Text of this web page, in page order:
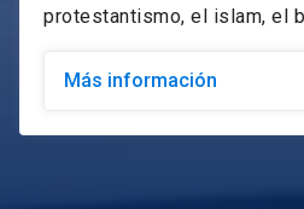
protestantismo, el islam, el
Más información